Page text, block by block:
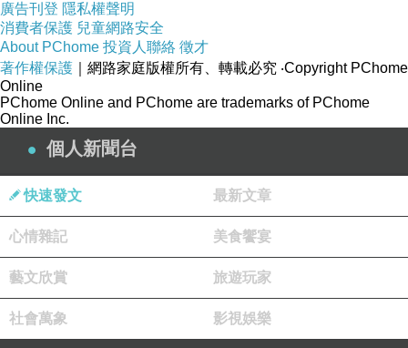
廣告刊登 隱私權聲明
消費者保護 兒童網路安全
About PChome 投資人聯絡 徵才
著作權保護 ｜網路家庭版權所有、轉載必究 ‧Copyright PChome
Online
PChome Online and PChome are trademarks of PChome
Online Inc.
個人新聞台
快速發文 最新文章
心情雜記 美食饗宴
藝文欣賞 旅遊玩家
社會萬象 影視娛樂